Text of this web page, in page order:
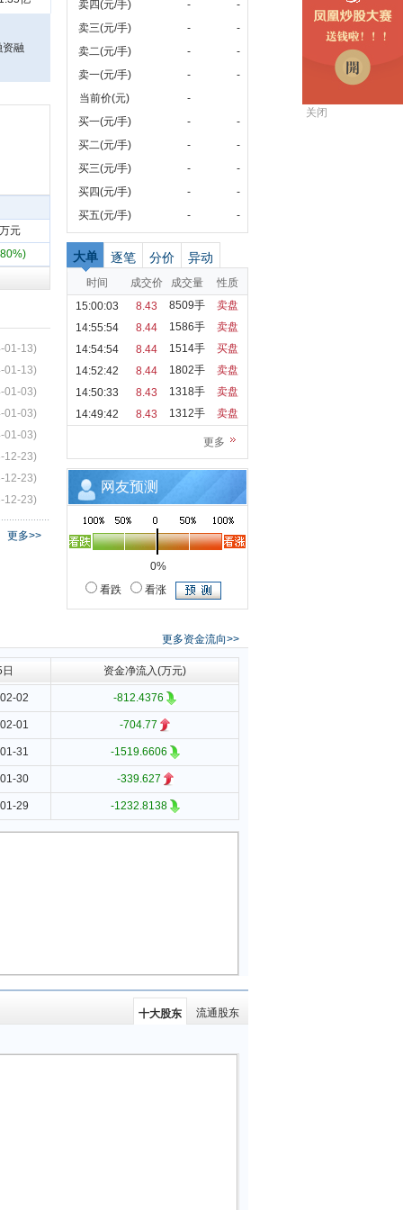
关闭
资融
元
01-13)
01-13)
01-03)
01-03)
01-03)
12-23)
12-23)
12-23)
更多>>
卖四(元/手) -
-
卖三(元/手)
-
-
卖二(元/手)
-
-
卖一(元/手)
-
-
当前价(元)
-
买一(元/手)
-
-
买二(元/手)
-
-
买三(元/手)
-
-
买四(元/手)
-
-
买五(元/手)
- -
大单 逐笔 分价 异动
时间 成交价 成交量
性质
15:00:03
8.43 8509手
卖盘
14:55:54
8.44 1586手
卖盘
14:54:54
8.44 1514手
买盘
14:52:42
8.44 1802手
卖盘
14:50:33
8.43 1318手
卖盘
14:49:42
8.43 1312手 卖盘
更多
网友预测
0%
看跌
看涨
更多资金流向>>
资金净流入(万元)
02 -812.4376
01 -704.77
31 -1519.6606
30 -339.627
29 -1232.8138
十大股东 流通股东